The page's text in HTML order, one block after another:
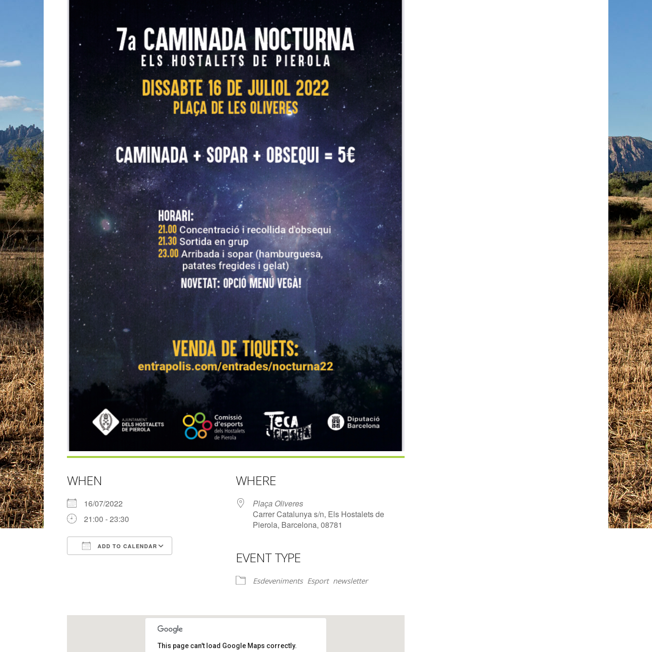
WHEN
16/07/2022
21:00 - 23:30
ADD TO CALENDAR
Google Calendar iCalendar
WHERE
Plaça Oliveres
Carrer Catalunya s/n, Els Hostalets de
Pierola, Barcelona, 08781
EVENT TYPE
Esdeveniments Esport newsletter
This page can't load Google Maps correctly.